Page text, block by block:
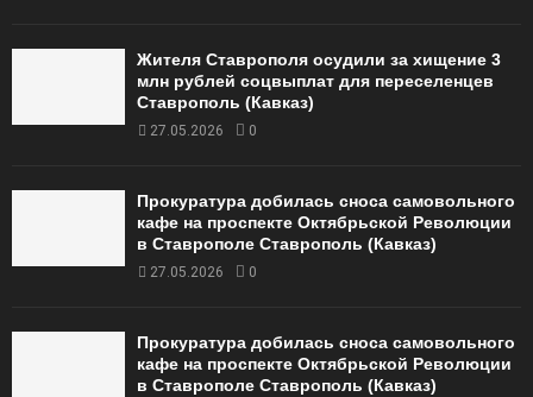
Жителя Ставрополя осудили за хищение 3
млн рублей соцвыплат для переселенцев
Ставрополь (Кавказ)
27.05.2026 0
Прокуратура добилась сноса самовольного
кафе на проспекте Октябрьской Революции
в Ставрополе Ставрополь (Кавказ)
27.05.2026 0
Прокуратура добилась сноса самовольного
кафе на проспекте Октябрьской Революции
в Ставрополе Ставрополь (Кавказ)